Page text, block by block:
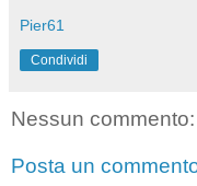
Pier61
Condividi
Nessun commento:
Posta un